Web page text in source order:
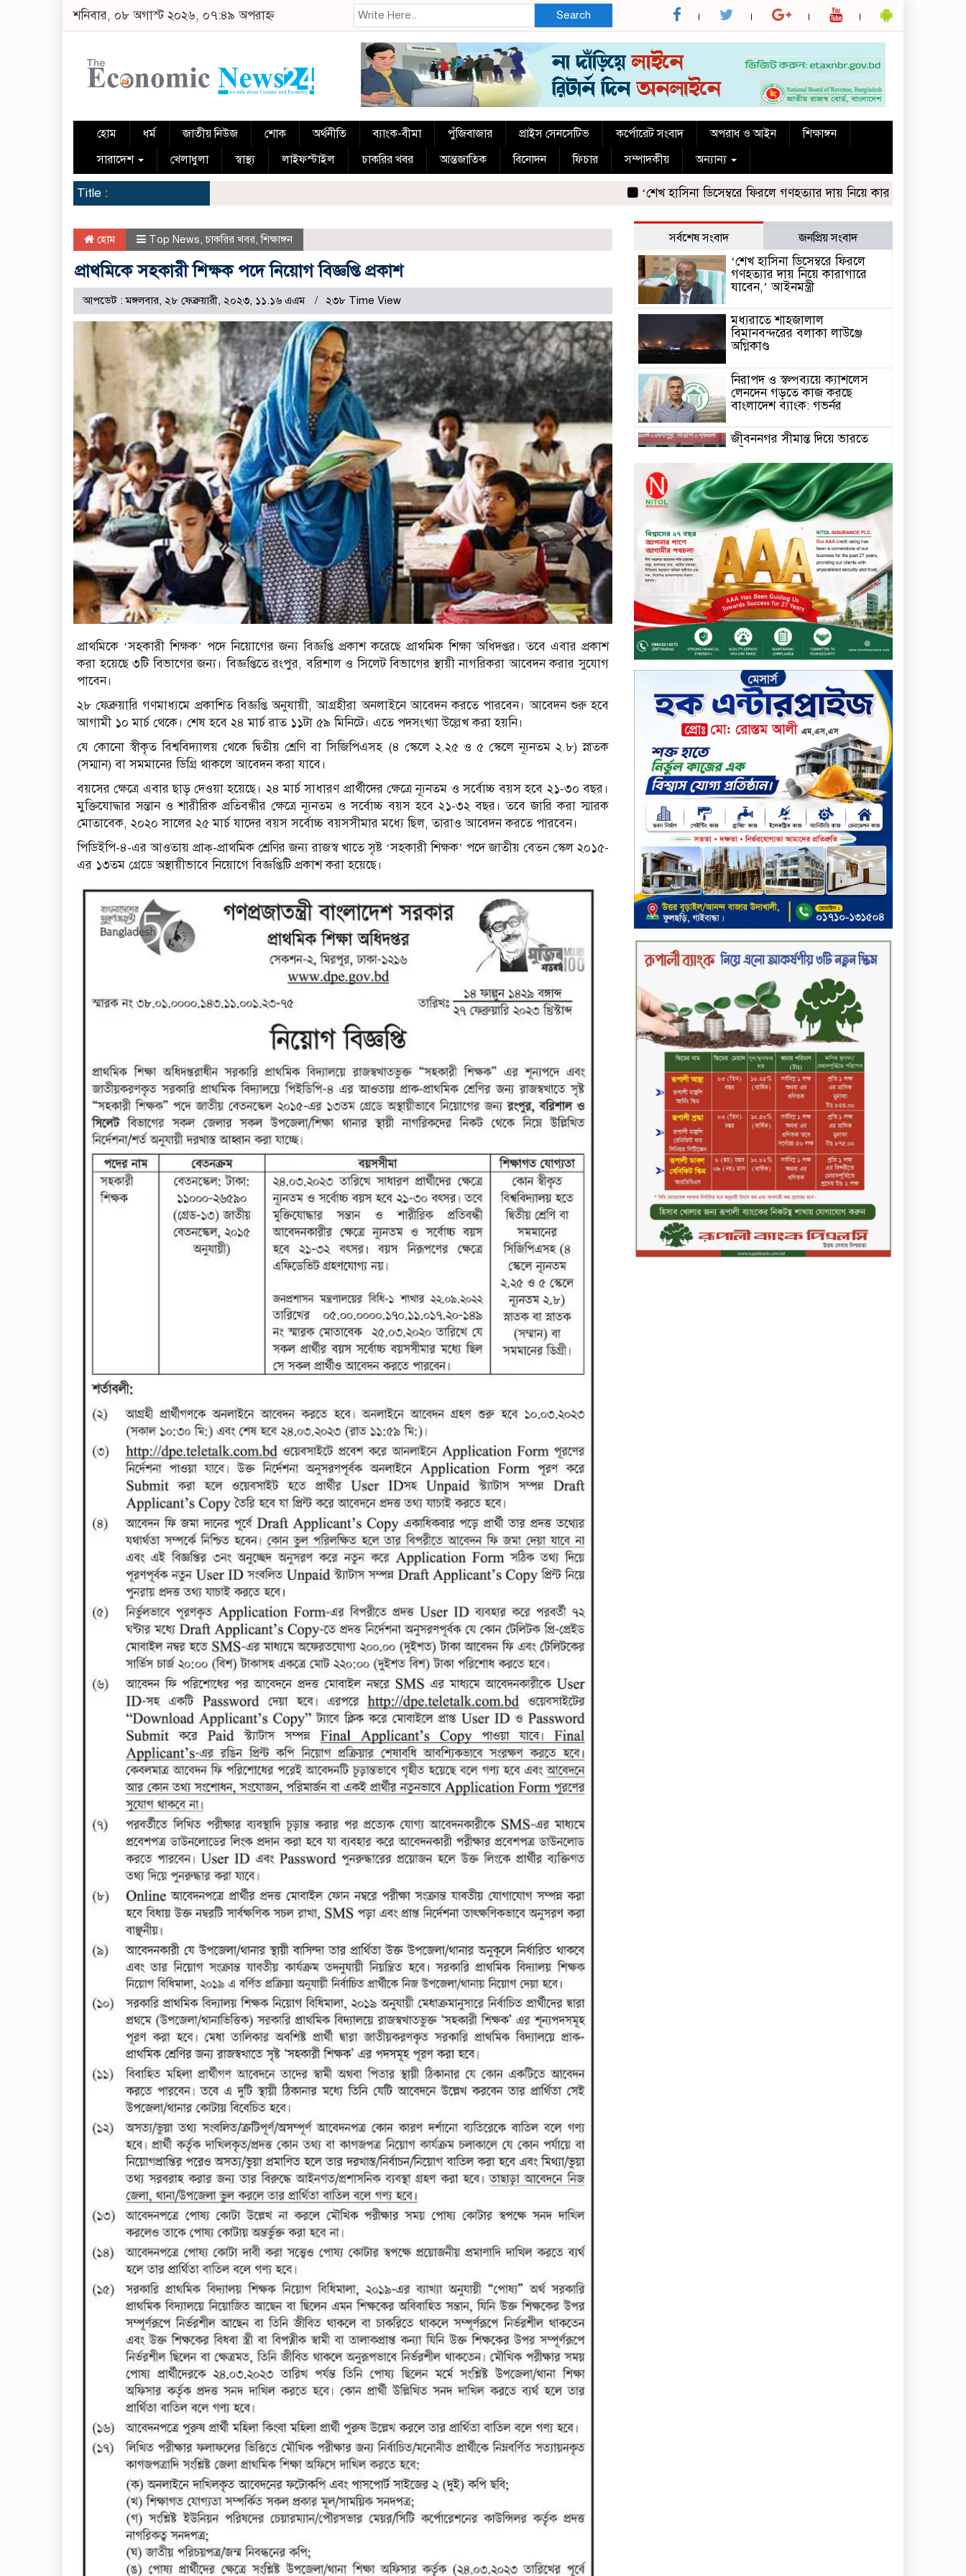
শনিবার, ০৮ অগাস্ট ২০২৬, ০৭:৪৯ অপরাহ্ন Search
হোম ধর্ম জাতীয় নিউজ শোক অর্থনীতি ব্যাংক-বীমা পুঁজিবাজার প্রাইস সেনসেটিভ কর্পোরেট সংবাদ অপরাধ ও আইন
শিক্ষাঙ্গন
সারাদেশ
খেলাধুলা স্বাস্থ্য লাইফস্টাইল চাকরির খবর আন্তজাতিক বিনোদন ফিচার সম্পাদকীয় অন্যান্য
Title : ‘শেখ হাসিনা ডিসেম্বরে ফিরলে গণহত্যার দায় নিয়ে কারাগারে যাবেন,’ আইনমন্ত্রী
হোম Top News,চাকরির খবর,শিক্ষাঙ্গন
প্রাথমিকে সহকারী শিক্ষক পদে নিয়োগ বিজ্ঞপ্তি প্রকাশ
আপডেট : মঙ্গলবার, ২৮ ফেব্রুয়ারী, ২০২৩, ১১.১৬ এএম ২৩৮ Time View
প্রাথমিকে ‘সহকারী শিক্ষক’ পদে নিয়োগের জন্য বিজ্ঞপ্তি প্রকাশ করেছে প্রাথমিক শিক্ষা অধিদপ্তর। তবে এবার প্রকাশ
করা হয়েছে ৩টি বিভাগের জন্য। বিজ্ঞপ্তিতে রংপুর, বরিশাল ও সিলেট বিভাগের স্থায়ী নাগরিকরা আবেদন করার সুযোগ
পাবেন।
২৮ ফেব্রুয়ারি গণমাধ্যমে প্রকাশিত বিজ্ঞপ্তি অনুযায়ী, আগ্রহীরা অনলাইনে আবেদন করতে পারবেন। আবেদন শুরু হবে
আগামী ১০ মার্চ থেকে। শেষ হবে ২৪ মার্চ রাত ১১টা ৫৯ মিনিটে। এতে পদসংখ্যা উল্লেখ করা হয়নি।
যে কোনো স্বীকৃত বিশ্ববিদ্যালয় থেকে দ্বিতীয় শ্রেণি বা সিজিপিএসহ (৪ স্কেলে ২.২৫ ও ৫ স্কেলে ন্যূনতম ২.৮) স্নাতক
(সম্মান) বা সমমানের ডিগ্রি থাকলে আবেদন করা যাবে।
বয়সের ক্ষেত্রে এবার ছাড় দেওয়া হয়েছে। ২৪ মার্চ সাধারণ প্রার্থীদের ক্ষেত্রে ন্যূনতম ও সর্বোচ্চ বয়স হবে ২১-৩০ বছর।
মুক্তিযোদ্ধার সন্তান ও শারীরিক প্রতিবন্ধীর ক্ষেত্রে ন্যূনতম ও সর্বোচ্চ বয়স হবে ২১-৩২ বছর। তবে জারি করা স্মারক
মোতাবেক, ২০২০ সালের ২৫ মার্চ যাদের বয়স সর্বোচ্চ বয়সসীমার মধ্যে ছিল, তারাও আবেদন করতে পারবেন।
পিডিইপি-৪-এর আওতায় প্রাক্-প্রাথমিক শ্রেণির জন্য রাজস্ব খাতে সৃষ্ট ‘সহকারী শিক্ষক’ পদে জাতীয় বেতন স্কেল ২০১৫-
এর ১৩তম গ্রেডে অস্থায়ীভাবে নিয়োগে বিজ্ঞপ্তিটি প্রকাশ করা হয়েছে।
সর্বশেষ সংবাদ জনপ্রিয় সংবাদ
‘শেখ হাসিনা ডিসেম্বরে ফিরলে
গণহত্যার দায় নিয়ে কারাগারে
যাবেন,’ আইনমন্ত্রী
মধ্যরাতে শাহজালাল
বিমানবন্দরের বলাকা লাউঞ্জে
অগ্নিকাণ্ড
নিরাপদ ও স্বল্পব্যয়ে ক্যাশলেস
লেনদেন গড়তে কাজ করছে
বাংলাদেশ ব্যাংক: গভর্নর
জীবননগর সীমান্ত দিয়ে ভারতে
অবৈধ অনুপ্রবেশের সময় ৮
বাংলাদেশি নারী আটক
মাধবপুর গৃহবধূর ঝুলন্ত মরদেহ
উদ্ধার করছে পুলিশ
চ্যানেল আইয়ের ‘আমরাই
বাংলাদেশ’ টকশোতে সাইফুল
ইসলাম সোহেল ও চিত্রনায়ক ডিএ
তায়েব
টাঙ্গাইলে নিহত বাস মালিকদের
পরিবারকে অনুদান ও সম্মাননা
প্রদান
টাঙ্গাইলে ভাষা কর্মশালা ও পুরষ্কার
বিতরণ
সড়ক নিরাপত্তায় বিশেষ অবদান
রাখায় নিসচা বিশেষ সম্মাননা
পেলেন লায়ন গনি মিয়া বাবুল
মার্কেন্টাইল ব্যাংকের নির্বাহী
কমিটির চেয়ারম্যান হলেন
আনোয়ারুল হক
সপ্তাহের শেষ কার্যদিবসে
লেনদেনের তালিকায় শীর্ষে উঠে
এসেছে শার্প ইন্ডাস্ট্রিজ
সপ্তাহের শেষ কার্যদিবসে
দরপতনের শীর্ষে সেনা ইন্স্যুরেন্স
সপ্তাহের শেষ কার্যদিবসে দরবৃদ্ধির
শীর্ষে নিটল ইন্স্যুরেন্স
সিলেটের ওসমানীনগরে দুই বাসের
মুখোমুখি সংঘর্ষে ৮ জন নিহত
২০২৯ সালের মধ্যে বাংলাদেশের
সবচেয়ে বিশ্বস্ত, টেকসই ও
ক্যাশলেস ব্যাংক হওয়ার লক্ষ্য
নিয়ে ‘ভিশন ২০২৯’ উন্মোচন করল
কমিউনিটি ব্যাংক বাংলাদেশ
পিএলসি